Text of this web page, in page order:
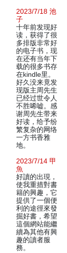
2023/7/18 池
子
十年前发现好
读，获得了很
多排版非常好
的电子书，现
在还有当年下
载的很多书存
在kindle里。
好久没来竟发
现版主周先生
已经过世令人
不胜唏嘘。感
谢周先生带来
好读，给予纷
繁复杂的网络
一方书香雅
地。
2023/7/14 甲
魚
好讀的出現，
使我重措對書
籍的興趣，它
提供了一個便
利的途徑來發
掘好書，希望
這個網站能繼
續為其他有興
趣的讀者服
務。